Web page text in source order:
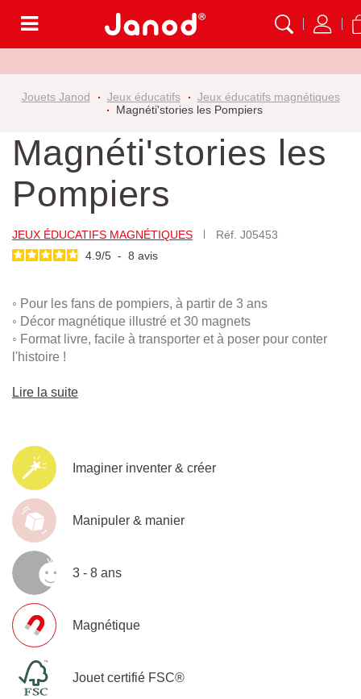
Jouets Janod Jeux éducatifs
Jeux éducatifs magnétiques
Magnéti'stories les Pompiers
Magnéti'stories les
Pompiers
JEUX ÉDUCATIFS MAGNÉTIQUES Réf. J05453
4.9/5 - 8 avis
◦ Pour les fans de pompiers, à partir de 3 ans
◦ Décor magnétique illustré et 30 magnets
◦ Format livre, facile à transporter et à poser pour conter
l'histoire !
Lire la suite
Imaginer inventer & créer
Manipuler & manier
3 - 8 ans
Magnétique
Jouet certifié FSC®